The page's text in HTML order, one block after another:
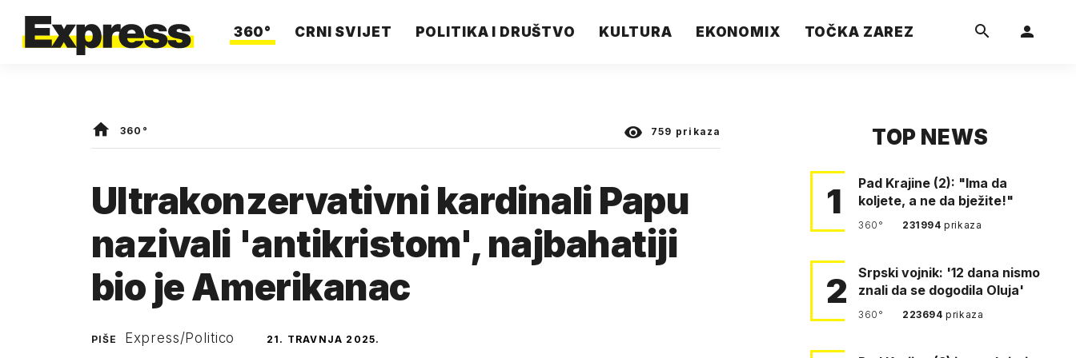
360° CRNI SVIJET POLITIKA I DRUŠTVO KULTURA EKONOMIX TOČKA ZAREZ
360° 759 prikaza
Ultrakonzervativni kardinali Papu
nazivali 'antikristom', najbahatiji
bio je Amerikanac
PIŠE Express/Politico 21. TRAVNJA 2025.
TOP NEWS
1
Pad Krajine (2): "Ima da
koljete, a ne da bježite!"
360° 231994prikaza
2
Srpski vojnik: '12 dana nismo
znali da se dogodila Oluja'
360° 223694prikaza